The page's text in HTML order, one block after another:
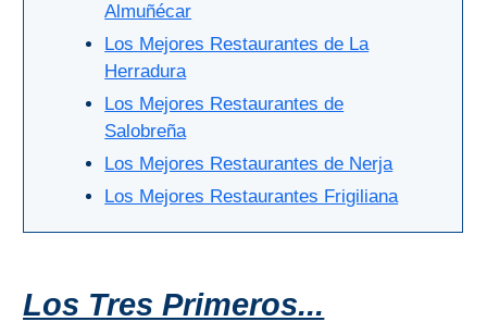
Destinos
VER
Almuñécar
Los Mejores Restaurantes de La
Herradura
Los Mejores Restaurantes de
Salobreña
Los Mejores Restaurantes de Nerja
Los Mejores Restaurantes Frigiliana
Los Tres Primeros...